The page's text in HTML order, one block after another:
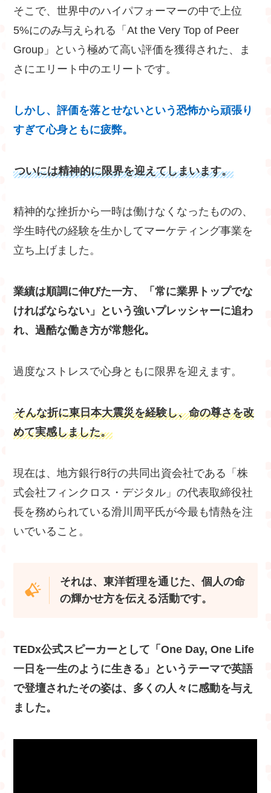
そこで、世界中のハイパフォーマーの中で上位
5%にのみ与えられる「At the Very Top of Peer
Group」という極めて高い評価を獲得された、ま
さにエリート中のエリートです。
しかし、評価を落とせないという恐怖から頑張り
すぎて心身ともに疲弊。
ついには精神的に限界を迎えてしまいます。
精神的な挫折から一時は働けなくなったものの、
学生時代の経験を生かしてマーケティング事業を
立ち上げました。
業績は順調に伸びた一方、「常に業界トップでな
ければならない」という強いプレッシャーに追わ
れ、過酷な働き方が常態化。
過度なストレスで心身ともに限界を迎えます。
そんな折に東日本大震災を経験し、命の尊さを改
めて実感しました。
現在は、地方銀行8行の共同出資会社である「株
式会社フィンクロス・デジタル」の代表取締役社
長を務められている滑川周平氏が今最も情熱を注
いでいること。
それは、東洋哲理を通じた、個人の命
の輝かせ方を伝える活動です。
TEDx公式スピーカーとして「One Day, One Life
一日を一生のように生きる」というテーマで英語
で登壇されたその姿は、多くの人々に感動を与え
ました。